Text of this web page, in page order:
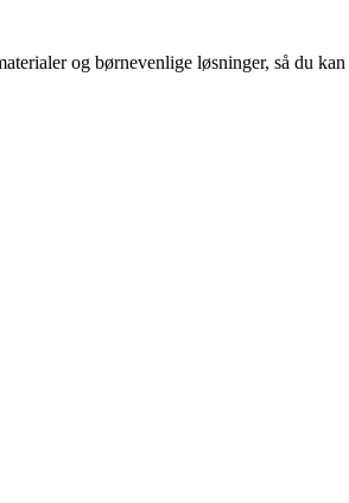
og børnevenlige løsninger, så du